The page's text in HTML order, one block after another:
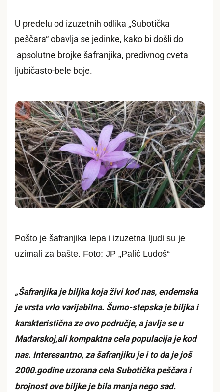
U predelu od izuzetnih odlika „Subotička
peščara“ obavlja se jedinke, kako bi došli do
apsolutne brojke šafranjika, predivnog cveta
ljubičasto-bele boje.
Pošto je šafranjika lepa i izuzetna ljudi su je
uzimali za bašte. Foto: JP „Palić Ludoš“
„Šafranjika je biljka koja živi kod nas, endemska
je vrsta vrlo varijabilna. Šumo-stepska je biljka i
karakteristična za ovo područje, a javlja se u
Mađarskoj,ali kompaktna cela populacija je kod
nas. Interesantno, za šafranjiku je i to da je još
2000.godine uzorana cela Subotička peščara i
brojnost ove biljke je bila manja nego sad.